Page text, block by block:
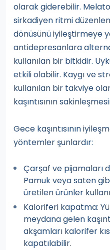
olarak giderebilir.
sirkadiyen ritmi
dönüsünü iyileştirmeye
antidepresanlara
kullanılan bir bitkidir.
etkili olabilir. Kaygı ve
kullanılan bir takviye
kaşıntısının
Gece kaşıntısının
yöntemler şunlardır:
Çarşaf ve pijamaları
Pamuk veya saten
üretilen ürünler
Kaloriferi kapatma:
meydana gelen
akşamları kalorifer
kapatılabilir.